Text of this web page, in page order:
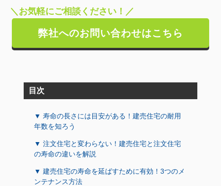
＼お気軽にご相談ください！／
弊社へのお問い合わせはこちら
目次
▼ 寿命の長さには目安がある！建売住宅の耐用
年数を知ろう
▼ 注文住宅と変わらない！建売住宅と注文住宅
の寿命の違いを解説
▼ 建売住宅の寿命を延ばすために有効！3つのメ
ンテナンス方法